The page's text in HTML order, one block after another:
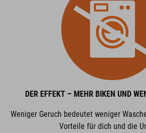
DER EFFEKT – MEHR BIKEN UND
Weniger Geruch bedeutet weniger
Vorteile für dich und die